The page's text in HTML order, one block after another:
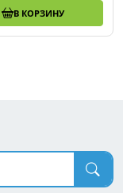
В КОРЗИНУ